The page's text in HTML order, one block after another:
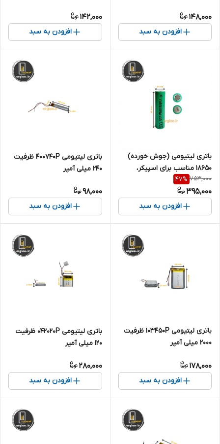
148,000
افزودن به سبد
142,000
افزودن به سبد
باتری لیتیومی (جوش خورده)
۱۸۶۵۰ مناسب برای اسپیکر،
میلی آمپر
753,000
47%
395,000
افزودن به سبد
باتری لیتیومی 400740P ظرفیت
240 میلی آمپر
98,000
افزودن به سبد
باتری لیتیومی 103450P ظرفیت
2000 میلی آمپر
178,000
افزودن به سبد
باتری لیتیومی 042020P ظرفیت
120 میلی آمپر
280,000
افزودن به سبد